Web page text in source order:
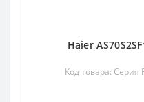
Haier
Код товара: Серия